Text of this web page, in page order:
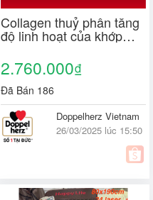
Collagen thuỷ phân tăng
độ linh hoạt của khớp
Doppelherz Collagen
Max (Hộp 30 ống)
2.760.000₫
Đã Bán 186
Doppelherz Vietnam
26/03/2025 lúc 15:50